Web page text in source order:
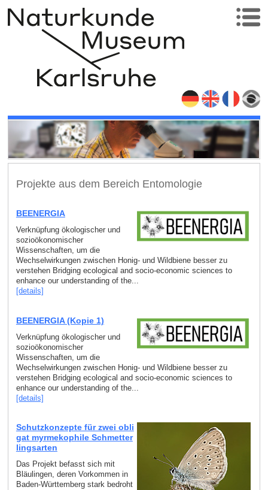
Projekte aus dem Bereich Entomologie
BEENERGIA
Verknüpfung ökologischer und
sozioökonomischer
Wissenschaften, um die
Wechselwirkungen zwischen Honig- und Wildbiene besser zu
verstehen Bridging ecological and socio-economic sciences to
enhance our understanding of the...
[details]
BEENERGIA (Kopie 1)
Verknüpfung ökologischer und
sozioökonomischer
Wissenschaften, um die
Wechselwirkungen zwischen Honig- und Wildbiene besser zu
verstehen Bridging ecological and socio-economic sciences to
enhance our understanding of the...
[details]
Schutzkonzepte für zwei obli
gat myrmekophile Schmetter
lingsarten
Das Projekt befasst sich mit
Bläulingen, deren Vorkommen in
Baden-Württemberg stark bedroht